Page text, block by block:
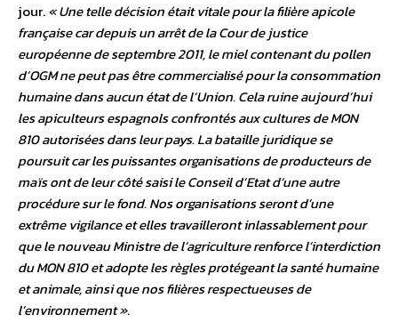
jour.« Une telle décision était vitale pour la filière apicole
française car depuis un arrêt de la Cour de justice
européenne de septembre 2011, le miel contenant du pollen
d’OGM ne peut pas être commercialisé pour la consommation
humaine dans aucun état de l’Union. Cela ruine aujourd’hui
les apiculteurs espagnols confrontés aux cultures de MON
810 autorisées dans leur pays. La bataille juridique se
poursuit car les puissantes organisations de producteurs de
maïs ont de leur côté saisi le Conseil d’Etat d’une autre
procédure sur le fond. Nos organisations seront d’une
extrême vigilance et elles travailleront inlassablement pour
que le nouveau Ministre de l’agriculture renforce l’interdiction
du MON 810 et adopte les règles protégeant la santé humaine
et animale, ainsi que nos filières respectueuses de
l’environnement ».